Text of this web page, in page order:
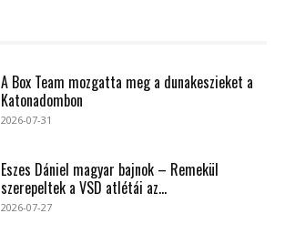
A Box Team mozgatta meg a dunakeszieket a
Katonadombon
2026-07-31
Eszes Dániel magyar bajnok – Remekül
szerepeltek a VSD atlétái az...
2026-07-27